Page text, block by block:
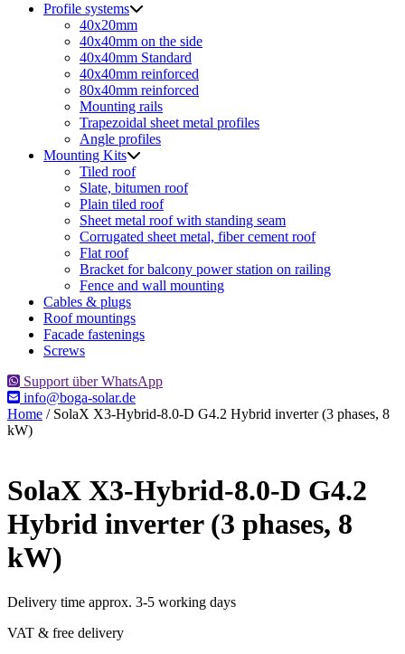
Profile systems
40x20mm
40x40mm on the side
40x40mm Standard
40x40mm reinforced
80x40mm reinforced
Mounting rails
Trapezoidal sheet metal profiles
Angle profiles
Mounting Kits
Tiled roof
Slate, bitumen roof
Plain tiled roof
Sheet metal roof with standing seam
Corrugated sheet metal, fiber cement roof
Flat roof
Bracket for balcony power station on railing
Fence and wall mounting
Cables & plugs
Roof mountings
Facade fastenings
Screws
Support über WhatsApp
info@boga-solar.de
Home / SolaX X3-Hybrid-8.0-D G4.2 Hybrid inverter (3 phases, 8
kW)
SolaX X3-Hybrid-8.0-D G4.2
Hybrid inverter (3 phases, 8
kW)
Delivery time approx. 3-5 working days
VAT & free delivery